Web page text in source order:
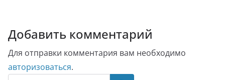
Добавить комментарий
Для отправки комментария вам необходимо
авторизоваться.